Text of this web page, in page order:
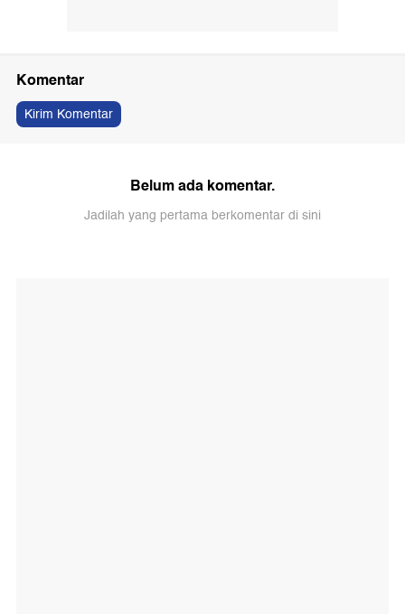
Komentar
Kirim Komentar
Belum ada komentar.
Jadilah yang pertama berkomentar di sini